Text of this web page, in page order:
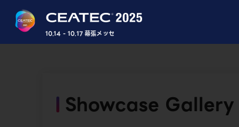
10.14 - 10.17 幕張メッセ
Showcase Gallery